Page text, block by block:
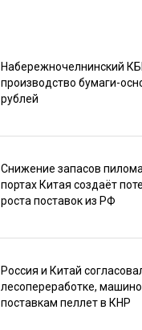
Набережночелнинский
производство бумаги-
рублей
Снижение запасов
портах Китая создаёт
роста поставок из РФ
Россия и Китай
лесопереработке,
поставкам пеллет в КНР